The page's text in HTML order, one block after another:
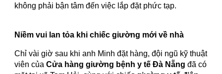
không phải bận tâm đến việc lắp đặt phức tạp.
Niềm vui lan tỏa khi chiếc giường mới về nhà
Chỉ vài giờ sau khi anh Minh đặt hàng, đội ngũ kỹ thuật
viên củaCửa hàng giường bệnh y tế Đà Nẵng đã có